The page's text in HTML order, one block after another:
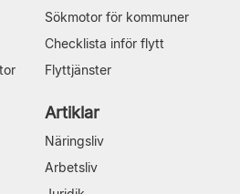
Sökmotor för kommuner
Checklista inför flytt
Flyttjänster
Artiklar
Näringsliv
Arbetsliv